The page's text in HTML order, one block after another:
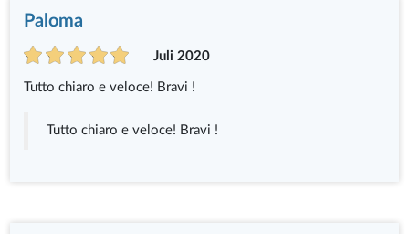
Paloma
Juli 2020
Tutto chiaro e veloce! Bravi !
Tutto chiaro e veloce! Bravi !